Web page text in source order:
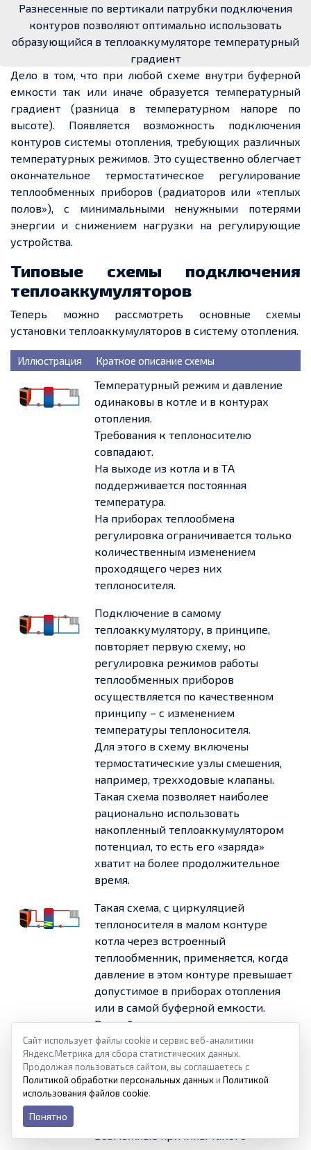
Разнесенные по вертикали патрубки подключения
контуров позволяют оптимально использовать
образующийся в теплоаккумуляторе температурный
градиент
Дело в том, что при любой схеме внутри буферной
емкости так или иначе образуется температурный
градиент (разница в температурном напоре по
высоте). Появляется возможность подключения
контуров системы отопления, требующих различных
температурных режимов. Это существенно облегчает
окончательное термостатическое регулирование
теплообменных приборов (радиаторов или «теплых
полов»), с минимальными ненужными потерями
энергии и снижением нагрузки на регулирующие
устройства.
Типовые схемы подключения
теплоаккумуляторов
Теперь можно рассмотреть основные схемы
установки теплоаккумуляторов в систему отопления.
Иллюстрация Краткое описание схемы
Температурный режим и давление
одинаковы в котле и в контурах
отопления.
Требования к теплоносителю
совпадают.
На выходе из котла и в ТА
поддерживается постоянная
температура.
На приборах теплообмена
регулировка ограничивается только
количественным изменением
проходящего через них
теплоносителя.
Подключение в самому
теплоаккумулятору, в принципе,
повторяет первую схему, но
регулировка режимов работы
теплообменных приборов
осуществляется по качественном
принципу – с изменением
температуры теплоносителя.
Для этого в схему включены
термостатические узлы смешения,
например, трехходовые клапаны.
Такая схема позволяет наиболее
рационально использовать
накопленный теплоаккумулятором
потенциал, то есть его «заряда»
хватит на более продолжительное
время.
Такая схема, с циркуляцией
теплоносителя в малом контуре
котла через встроенный
теплообменник, применяется, когда
давление в этом контуре превышает
допустимое в приборах отопления
или в самой буферной емкости.
Второй вариант – в котле и в
контурах отопления применены
разные теплоносители.
Исходные условия аналогичны схеме
Сайт использует файлы cookie и сервис веб-аналитики
Яндекс.Метрика для сбора статистических данных.
Продолжая пользоваться сайтом, вы соглашаетесь с
Политикой обработки персональных данных и Политикой
использования файлов cookie.
Понятно